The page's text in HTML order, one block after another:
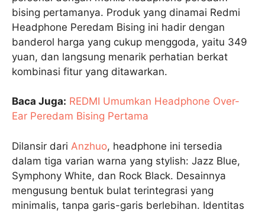
bising pertamanya. Produk yang dinamai Redmi
Headphone Peredam Bising ini hadir dengan
banderol harga yang cukup menggoda, yaitu 349
yuan, dan langsung menarik perhatian berkat
kombinasi fitur yang ditawarkan.
Baca Juga: REDMI Umumkan Headphone Over-
Ear Peredam Bising Pertama
Dilansir dari Anzhuo, headphone ini tersedia
dalam tiga varian warna yang stylish: Jazz Blue,
Symphony White, dan Rock Black. Desainnya
mengusung bentuk bulat terintegrasi yang
minimalis, tanpa garis-garis berlebihan. Identitas